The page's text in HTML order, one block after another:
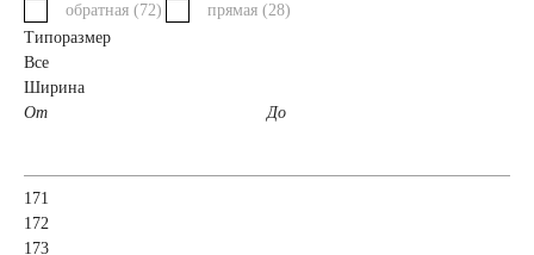
55 А/ч
обратная (72) прямая (28)
Типоразмер
Все
Ширина
От
До
171
172
173